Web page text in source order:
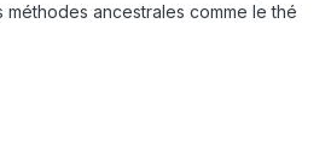
méthodes ancestrales comme le thé